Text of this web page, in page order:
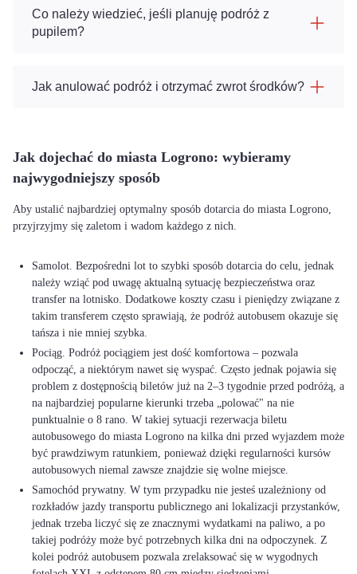
Co należy wiedzieć, jeśli planuję podróż z
pupilem?
Jak anulować podróż i otrzymać zwrot środków?
Jak dojechać do miasta Logrono: wybieramy
najwygodniejszy sposób
Aby ustalić najbardziej optymalny sposób dotarcia do miasta Logrono,
przyjrzyjmy się zaletom i wadom każdego z nich.
Samolot. Bezpośredni lot to szybki sposób dotarcia do celu, jednak
należy wziąć pod uwagę aktualną sytuację bezpieczeństwa oraz
transfer na lotnisko. Dodatkowe koszty czasu i pieniędzy związane z
takim transferem często sprawiają, że podróż autobusem okazuje się
tańsza i nie mniej szybka.
Pociąg. Podróż pociągiem jest dość komfortowa – pozwala
odpocząć, a niektórym nawet się wyspać. Często jednak pojawia się
problem z dostępnością biletów już na 2–3 tygodnie przed podróżą, a
na najbardziej popularne kierunki trzeba „polować" na nie
punktualnie o 8 rano. W takiej sytuacji rezerwacja biletu
autobusowego do miasta Logrono na kilka dni przed wyjazdem może
być prawdziwym ratunkiem, ponieważ dzięki regularności kursów
autobusowych niemal zawsze znajdzie się wolne miejsce.
Samochód prywatny. W tym przypadku nie jesteś uzależniony od
rozkładów jazdy transportu publicznego ani lokalizacji przystanków,
jednak trzeba liczyć się ze znacznymi wydatkami na paliwo, a po
takiej podróży może być potrzebnych kilka dni na odpoczynek. Z
kolei podróż autobusem pozwala zrelaksować się w wygodnych